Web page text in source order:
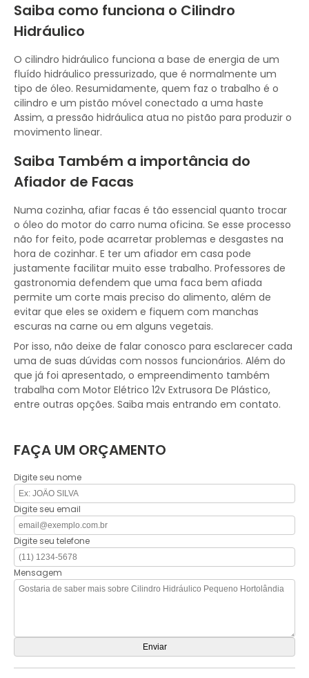
Saiba como funciona o Cilindro
Hidráulico
O cilindro hidráulico funciona a base de energia de um
fluído hidráulico pressurizado, que é normalmente um
tipo de óleo. Resumidamente, quem faz o trabalho é o
cilindro e um pistão móvel conectado a uma haste
Assim, a pressão hidráulica atua no pistão para produzir o
movimento linear.
Saiba Também a importância do
Afiador de Facas
Numa cozinha, afiar facas é tão essencial quanto trocar
o óleo do motor do carro numa oficina. Se esse processo
não for feito, pode acarretar problemas e desgastes na
hora de cozinhar. E ter um afiador em casa pode
justamente facilitar muito esse trabalho. Professores de
gastronomia defendem que uma faca bem afiada
permite um corte mais preciso do alimento, além de
evitar que eles se oxidem e fiquem com manchas
escuras na carne ou em alguns vegetais.
Por isso, não deixe de falar conosco para esclarecer cada
uma de suas dúvidas com nossos funcionários. Além do
que já foi apresentado, o empreendimento também
trabalha com Motor Elétrico 12v Extrusora De Plástico,
entre outras opções. Saiba mais entrando em contato.
FAÇA UM ORÇAMENTO
Digite seu nome
Digite seu email
Digite seu telefone
Mensagem